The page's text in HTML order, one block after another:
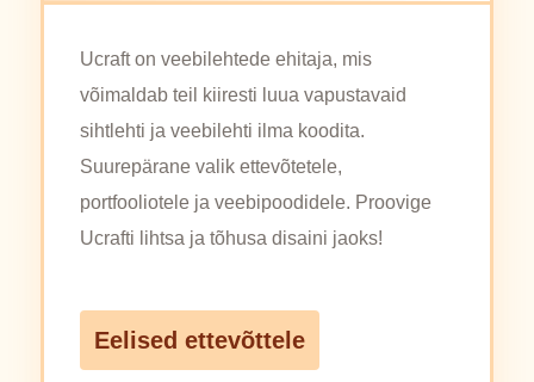
Ucraft on veebilehtede ehitaja, mis
võimaldab teil kiiresti luua vapustavaid
sihtlehti ja veebilehti ilma koodita.
Suurepärane valik ettevõtetele,
portfooliotele ja veebipoodidele. Proovige
Ucrafti lihtsa ja tõhusa disaini jaoks!
Eelised ettevõttele